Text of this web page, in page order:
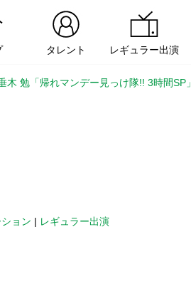
タレント レギュラー出演
木 勉「帰れマンデー見っけ隊!! 3時間SP」
ョン | レギュラー出演